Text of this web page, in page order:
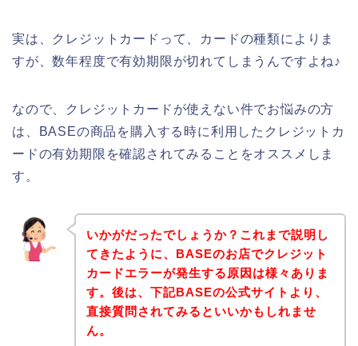
実は、クレジットカードって、カードの種類によりま
すが、数年程度で有効期限が切れてしまうんですよね♪
なので、クレジットカードが使えない件でお悩みの方
は、BASEの商品を購入する時に利用したクレジットカ
ードの有効期限を確認されてみることをオススメしま
す。
いかがだったでしょうか？これまで説明し
てきたように、BASEのお店でクレジット
カードエラーが発生する原因は様々ありま
す。後は、下記BASEの公式サイトより、
直接質問されてみるといいかもしれませ
ん。